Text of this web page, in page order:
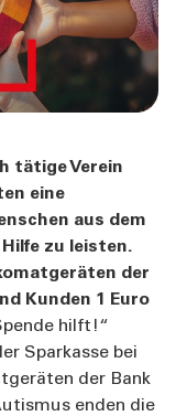
tätige Verein
eine
aus dem
zu leisten.
der
Kunden 1 Euro
hilft!“
Sparkasse bei
der Bank
enden die